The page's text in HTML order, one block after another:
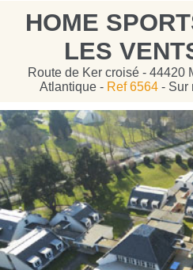
HOME
LES
Route de Ker croisé - 44420
Atlantique - Ref 6564- Sur